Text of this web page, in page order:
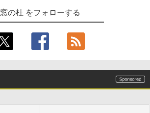
窓の杜 をフォローする